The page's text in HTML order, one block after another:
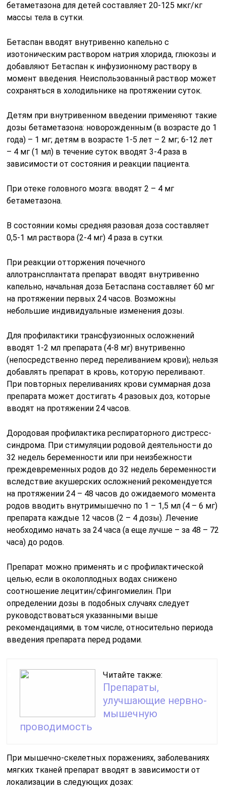
бетаметазона для детей составляет 20-125 мкг/кг
массы тела в сутки.
Бетаспан вводят внутривенно капельно с
изотоническим раствором натрия хлорида, глюкозы и
добавляют Бетаспан к инфузионному раствору в
момент введения. Неиспользованный раствор может
сохраняться в холодильнике на протяжении суток.
Детям при внутривенном введении применяют такие
дозы бетаметазона: новорожденным (в возрасте до 1
года) – 1 мг; детям в возрасте 1-5 лет – 2 мг; 6-12 лет
– 4 мг (1 мл) в течение суток вводят 3-4 раза в
зависимости от состояния и реакции пациента.
При отеке головного мозга: вводят 2 – 4 мг
бетаметазона.
В состоянии комы средняя разовая доза составляет
0,5-1 мл раствора (2-4 мг) 4 раза в сутки.
При реакции отторжения почечного
аллотрансплантата препарат вводят внутривенно
капельно, начальная доза Бетаспана составляет 60 мг
на протяжении первых 24 часов. Возможны
небольшие индивидуальные изменения дозы.
Для профилактики трансфузионных осложнений
вводят 1-2 мл препарата (4-8 мг) внутривенно
(непосредственно перед переливанием крови); нельзя
добавлять препарат в кровь, которую переливают.
При повторных переливаниях крови суммарная доза
препарата может достигать 4 разовых доз, которые
вводят на протяжении 24 часов.
Дородовая профилактика респираторного дистресс-
синдрома. При стимуляции родовой деятельности до
32 недель беременности или при неизбежности
преждевременных родов до 32 недель беременности
вследствие акушерских осложнений рекомендуется
на протяжении 24 – 48 часов до ожидаемого момента
родов вводить внутримышечно по 1 – 1,5 мл (4 – 6 мг)
препарата каждые 12 часов (2 – 4 дозы). Лечение
необходимо начать за 24 часа (а еще лучше – за 48 – 72
часа) до родов.
Препарат можно применять и с профилактической
целью, если в околоплодных водах снижено
соотношение лецитин/сфингомиелин. При
определении дозы в подобных случаях следует
руководствоваться указанными выше
рекомендациями, в том числе, относительно периода
введения препарата перед родами.
Читайте также:
Препараты,
улучшающие нервно-
мышечную
проводимость
При мышечно-скелетных поражениях, заболеваниях
мягких тканей препарат вводят в зависимости от
локализации в следующих дозах: